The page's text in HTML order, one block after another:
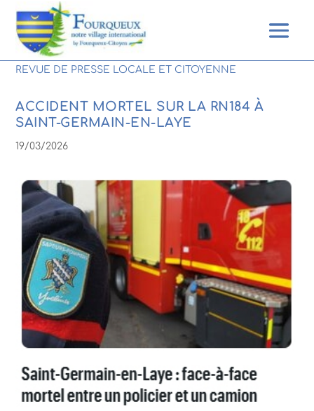
REVUE DE PRESSE LOCALE ET CITOYENNE
ACCIDENT MORTEL SUR LA RN184 À
SAINT-GERMAIN-EN-LAYE
19/03/2026